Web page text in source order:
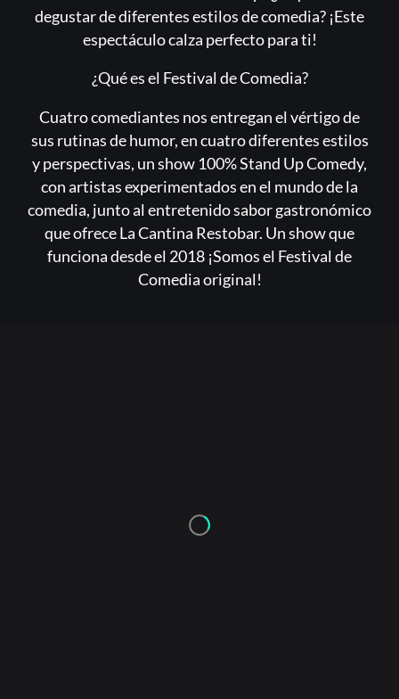
degustar de diferentes estilos de comedia? ¡Este
espectáculo calza perfecto para ti!
¿Qué es el Festival de Comedia?
Cuatro comediantes nos entregan el vértigo de
sus rutinas de humor, en cuatro diferentes estilos
y perspectivas, un show 100% Stand Up Comedy,
con artistas experimentados en el mundo de la
comedia, junto al entretenido sabor gastronómico
que ofrece La Cantina Restobar. Un show que
funciona desde el 2018 ¡Somos el Festival de
Comedia original!